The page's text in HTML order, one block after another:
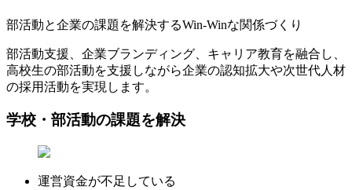
部活動と企業の課題を解決するWin-Winな関係づくり
部活動支援、企業ブランディング、キャリア教育を融合し、
高校生の部活動を支援しながら企業の認知拡大や次世代人材
の採用活動を実現します。
学校・部活動の課題を解決
運営資金が不足している